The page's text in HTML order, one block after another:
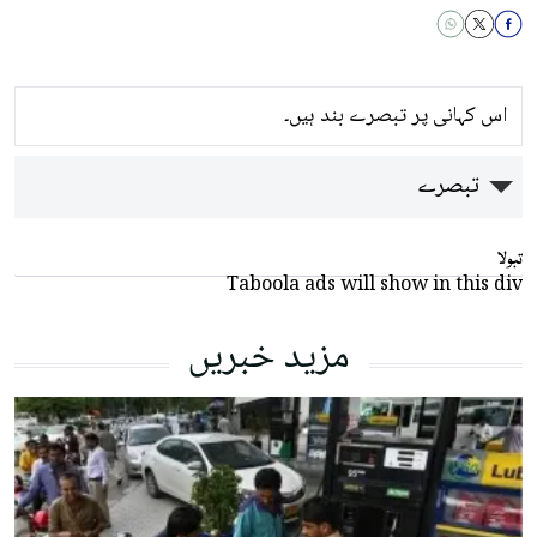
اس کہانی پر تبصرے بند ہیں۔
تبصرے
تبولا
Taboola ads will show in this div
مزید خبریں